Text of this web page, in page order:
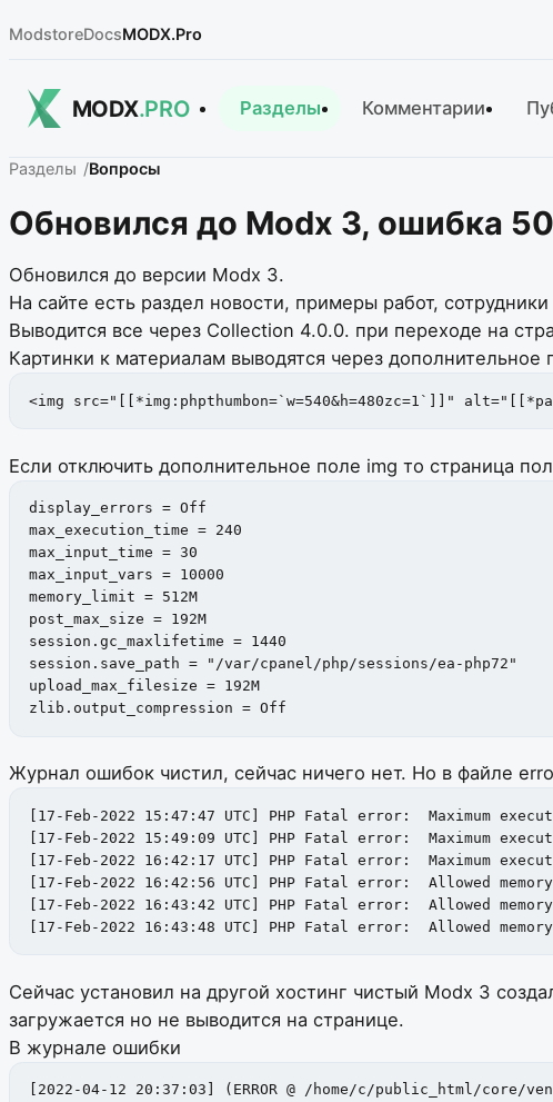
ModstoreDocsMODX.Pro
MODX.PRO Разделы Комментарии
Разделы Вопросы
Обновился до Modx 3, ошибка
Обновился до версии Modx 3.
На сайте есть раздел новости, примеры работ, сотрудники
Выводится все через Collection 4.0.0. при переходе на
Картинки к материалам выводятся через дополнительное
<img src="[[*img:phpthumbon=`w=540&h=480zc=1`]]"
Если отключить дополнительное поле img то страница
display_errors = Off
max_execution_time = 240
max_input_time = 30
max_input_vars = 10000
memory_limit = 512M
post_max_size = 192M
session.gc_maxlifetime = 1440
session.save_path = "/var/cpanel/php/sessions/ea-php72"
upload_max_filesize = 192M
zlib.output_compression = Off
Журнал ошибок чистил, сейчас ничего нет. Но в файле
[17-Feb-2022 15:47:47 UTC] PHP Fatal error:  Maximum
[17-Feb-2022 15:49:09 UTC] PHP Fatal error:  Maximum
[17-Feb-2022 16:42:17 UTC] PHP Fatal error:  Maximum
[17-Feb-2022 16:42:56 UTC] PHP Fatal error:  Allowed
[17-Feb-2022 16:43:42 UTC] PHP Fatal error:  Allowed
[17-Feb-2022 16:43:48 UTC] PHP Fatal error:  Allowed
Сейчас установил на другой хостинг чистый Modx 3
загружается но не выводится на странице.
В журнале ошибки
[2022-04-12 20:37:03] (ERROR @ /home/c/public_html/core/